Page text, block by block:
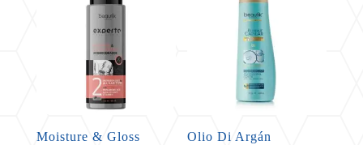
Moisture & Gloss
Olio Di Argán